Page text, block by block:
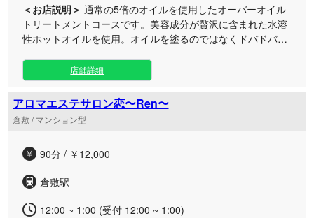
様の声に真っ直ぐお応え致します。
＜お店説明＞ 通常の5倍のオイルを使用したオーバーオイル
トリートメントコースです。美容成分が贅沢に含まれた水溶
性ホットオイルを使用。オイルを塗るのではなくドバドバと
ント。心と身体の両方を癒やす非日常的で特別な時間をお過
ごし下さい。 また、当店は宮崎では導入店の少ない最高級マ
ットサバイDXを使用しています。
店舗詳細
アロマエステサロン恋〜Ren〜
倉敷 / マンション型
90分 / ￥12,000
倉敷駅
12:00 ~ 1:00 (受付 12:00 ~ 1:00)